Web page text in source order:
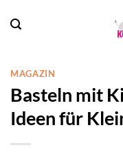
Inhalt
MAGAZIN
Basteln mit
Ideen für